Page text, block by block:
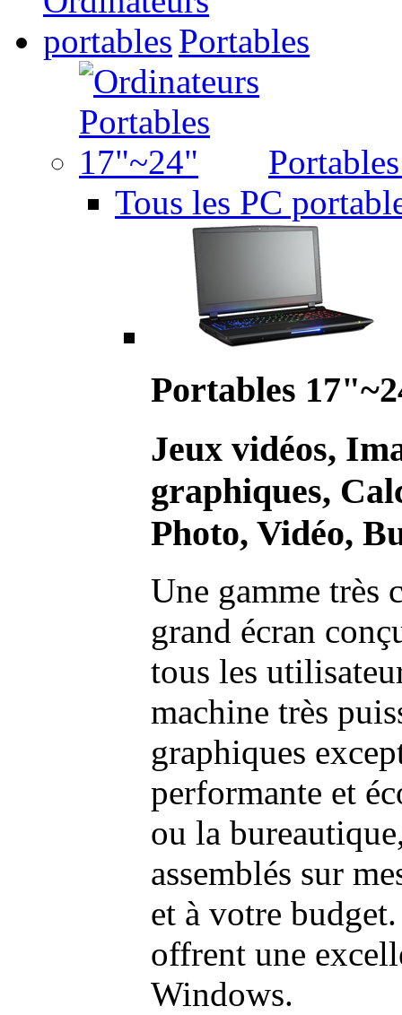
Portables
Tous les PC
Portables
Jeux vidéos,
graphiques,
Photo, Vidéo,
Une gamme très
grand écran
tous les
machine très
graphiques
performante et
ou la
assemblés sur
et à votre
offrent une
Windows.